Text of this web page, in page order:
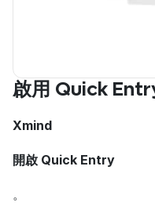
啟用 Quick
Xmind
開啟 Quick Entry
。